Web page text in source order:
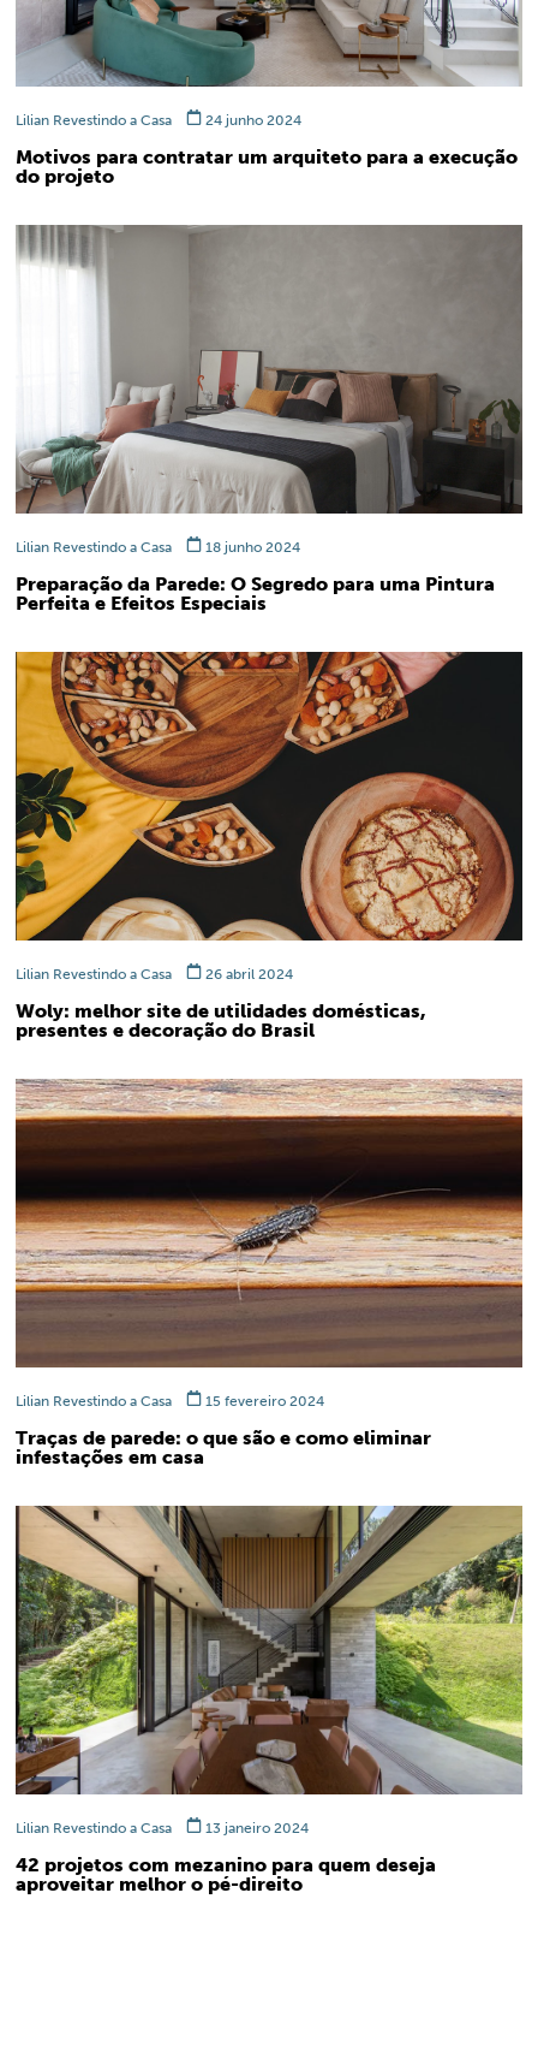
Lilian Revestindo a Casa 24 junho 2024
Motivos para contratar um arquiteto para a execução
do projeto
Lilian Revestindo a Casa 18 junho 2024
Preparação da Parede: O Segredo para uma Pintura
Perfeita e Efeitos Especiais
Lilian Revestindo a Casa 26 abril 2024
Woly: melhor site de utilidades domésticas,
presentes e decoração do Brasil
Lilian Revestindo a Casa 15 fevereiro 2024
Traças de parede: o que são e como eliminar
infestações em casa
Lilian Revestindo a Casa 13 janeiro 2024
42 projetos com mezanino para quem deseja
aproveitar melhor o pé-direito